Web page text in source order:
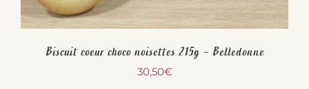
Biscuit coeur choco noisettes 215g – Belledonne
30,50€